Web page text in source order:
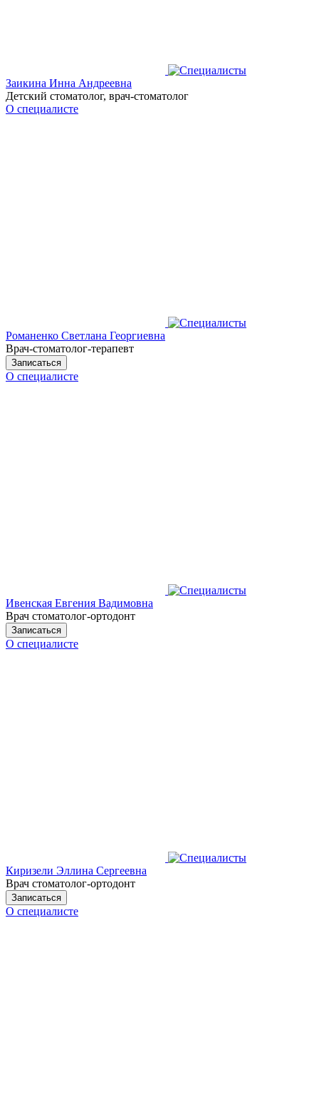
Заикина Инна Андреевна
Детский стоматолог, врач-стоматолог
О специалисте
Романенко Светлана Георгиевна
Врач-стоматолог-терапевт
Записаться
О специалисте
Ивенская Евгения Вадимовна
Врач стоматолог-ортодонт
Записаться
О специалисте
Киризели Эллина Сергеевна
Врач стоматолог-ортодонт
Записаться
О специалисте